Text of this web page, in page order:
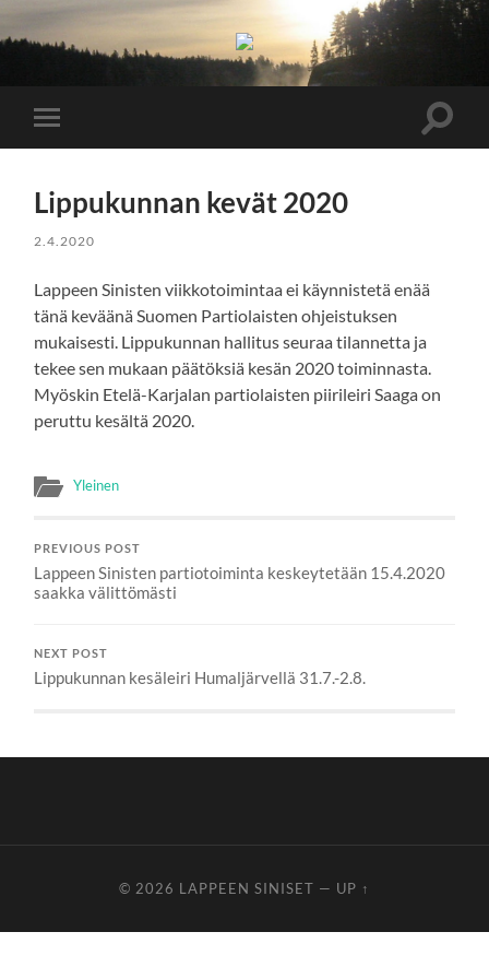
Lappeen
Siniset
Toggle
mobile
Toggle
Lippukunnan kevät 2020
2.4.2020
Lappeen Sinisten viikkotoimintaa ei käynnistetä enää
tänä keväänä Suomen Partiolaisten ohjeistuksen
mukaisesti. Lippukunnan hallitus seuraa tilannetta ja
tekee sen mukaan päätöksiä kesän 2020 toiminnasta.
Myöskin Etelä-Karjalan partiolaisten piirileiri Saaga on
peruttu kesältä 2020.
Yleinen
PREVIOUS POST
Lappeen Sinisten partiotoiminta keskeytetään 15.4.2020
saakka välittömästi
NEXT POST
Lippukunnan kesäleiri Humaljärvellä 31.7.-2.8.
© 2026 LAPPEEN SINISET — UP ↑